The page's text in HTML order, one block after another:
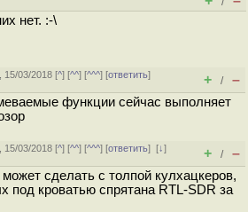
нет. :-\
15/03/2018 [^] [^^] [^^^] [ответить]
+ / –
функции сейчас выполняет
15/03/2018 [^] [^^] [^^^] [ответить][↓]
+ / –
может сделать с толпой кулхацкеров,
под кроватью спрятана RTL-SDR за